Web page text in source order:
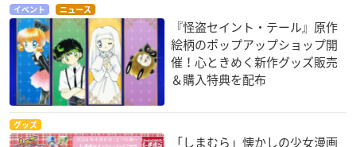
イベント ニュース
『怪盗セイント・テール』原作
絵柄のポップアップショップ開
催！心ときめく新作グッズ販売
＆購入特典を配布
グッズ
「しまむら」懐かしの少女漫画